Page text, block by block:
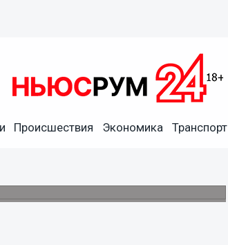
Происшествия Экономика Транспорт
Новгороде 17-18